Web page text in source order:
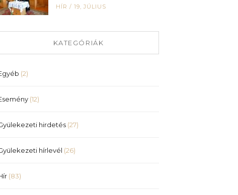
HÍR / 19, JÚLIUS
KATEGÓRIÁK
(2)
(12)
hirdetés (27)
hírlevél (26)
(83)